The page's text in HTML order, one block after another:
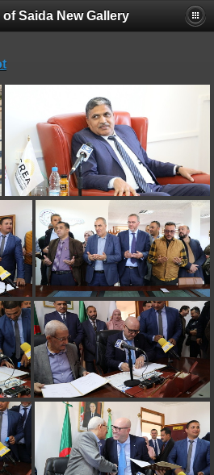
Saida New Gallery